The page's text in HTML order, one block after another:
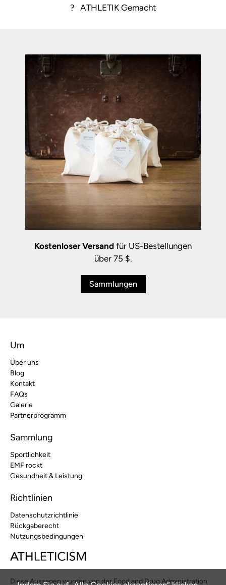
? ATHLETIK Gemacht
Um
Über uns
Blog
Kontakt
FAQs
Galerie
Partnerprogramm
Sammlung
Sportlichkeit
EMF rockt
Gesundheit & Leistung
Richtlinien
Datenschutzrichtlinie
Rückgaberecht
Nutzungsbedingungen
Diese Aussagen wurden von der Food and Drug Administration
Kostenloser Versand für US-Bestellungen
über 75 $.
Sammlungen